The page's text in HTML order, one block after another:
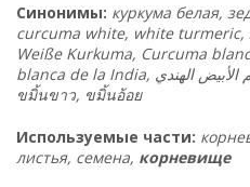
Синонимы: куркума белая,
curcuma white, white turmeric,
Weiße Kurkuma, Curcuma
ขมิ้นขาว, ขมิ้นอ้อย
Используемые части:
листья, семена, корневище